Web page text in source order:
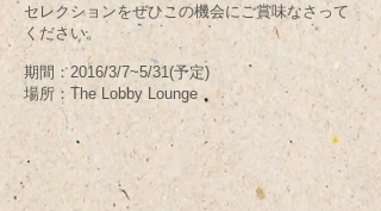
セレクションをぜひこの機会にご賞味なさって
ください。
期間：2016/3/7~5/31(予定)
場所：The Lobby Lounge